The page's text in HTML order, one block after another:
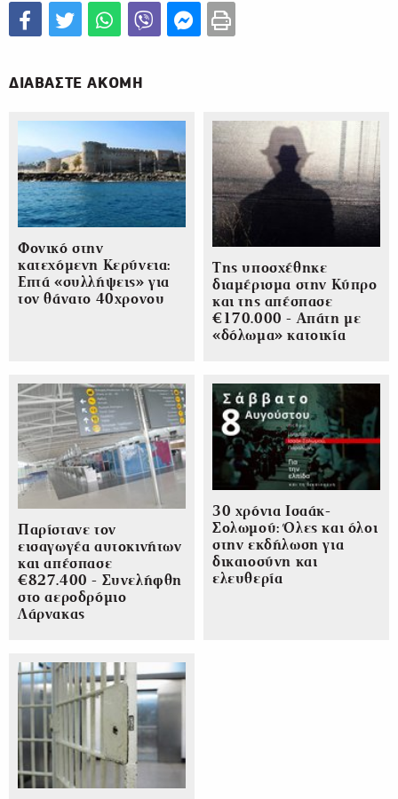
ΔΙΑΒΑΣΤΕ ΑΚΟΜΗ
Φονικό στην
κατεχόμενη Κερύνεια:
Επτά «συλλήψεις» για
τον θάνατο 40χρονου
Της υποσχέθηκε
διαμέρισμα στην Κύπρο
και της απέσπασε
€170.000 - Απάτη με
«δόλωμα» κατοικία
Παρίστανε τον
εισαγωγέα αυτοκινήτων
και απέσπασε
€827.400 - Συνελήφθη
στο αεροδρόμιο
Λάρνακας
30 χρόνια Ισαάκ-
Σολωμού: Όλες και όλοι
στην εκδήλωση για
δικαιοσύνη και
ελευθερία